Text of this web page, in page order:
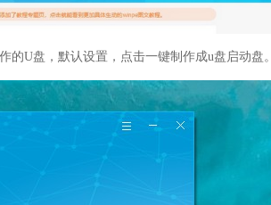
U盘，默认设置，点击一键制作成u盘启动盘。